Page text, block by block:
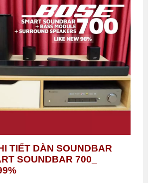
TIẾT DÀN SOUNDBAR
SOUNDBAR 700_